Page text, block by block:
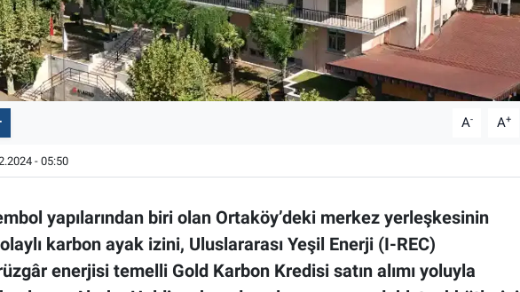
A- A+
- 05:50
yapılarından biri olan Ortaköy’deki merkez yerleşkesinin
karbon ayak izini, Uluslararası Yeşil Enerji (I-REC)
enerjisi temelli Gold Karbon Kredisi satın alımı yoluyla